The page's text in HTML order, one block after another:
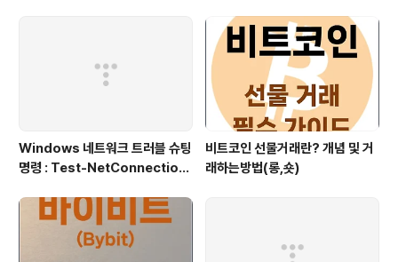
Windows 네트워크 트러블 슈팅
명령 : Test-NetConnection
비트코인 선물거래란? 개념 및 거
래하는방법(롱,숏)